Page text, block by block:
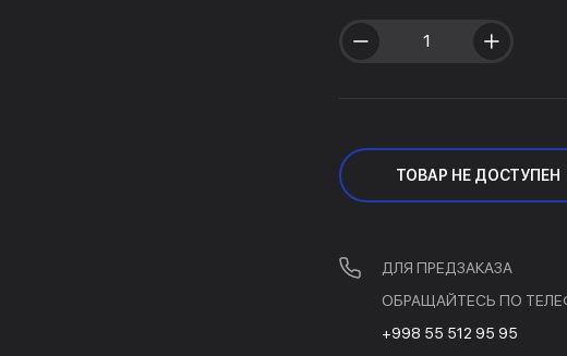
ТОВАР НЕ ДОСТУПЕН
ДЛЯ ПРЕДЗАКАЗА
ОБРАЩАЙТЕСЬ ПО
+998 55 512 95 95